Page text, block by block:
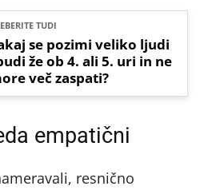
TUDI
se pozimi veliko ljudi
že ob 4. ali 5. uri in ne
več zaspati?
empatični
resnično